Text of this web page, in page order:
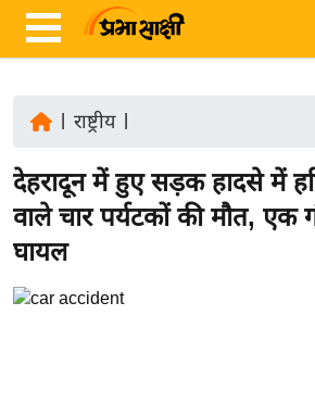
ज़ा
ख
र
रा
राष्ट्रीय|
देहरादून में हुए सड़क हादसे में
वाले चार पर्यटकों की मौत,
घायल